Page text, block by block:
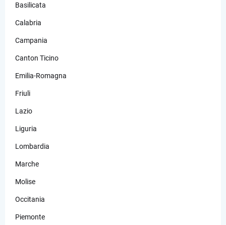
Basilicata
Calabria
Campania
Canton Ticino
Emilia-Romagna
Friuli
Lazio
Liguria
Lombardia
Marche
Molise
Occitania
Piemonte